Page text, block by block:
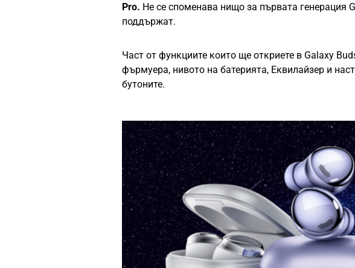
Pro. Не се споменава нищо за първата генерация
поддържат.
Част от функциите които ще откриете в Galaxy
фърмуера, нивото на батерията, Еквилайзер и
бутоните.